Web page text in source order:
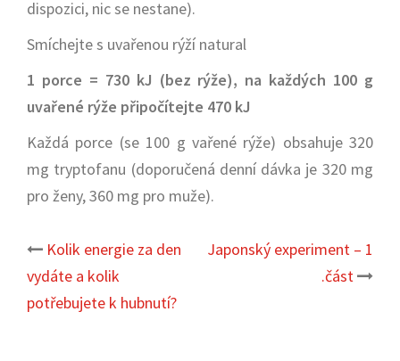
dispozici, nic se nestane).
Smíchejte s uvařenou rýží natural
1 porce = 730 kJ (bez rýže), na každých 100 g
uvařené rýže připočítejte 470 kJ
Každá porce (se 100 g vařené rýže) obsahuje 320
mg tryptofanu (doporučená denní dávka je 320 mg
pro ženy, 360 mg pro muže).
Post
navigation
Kolik energie za den
vydáte a kolik
potřebujete k hubnutí?
Japonský experiment – 1
.část